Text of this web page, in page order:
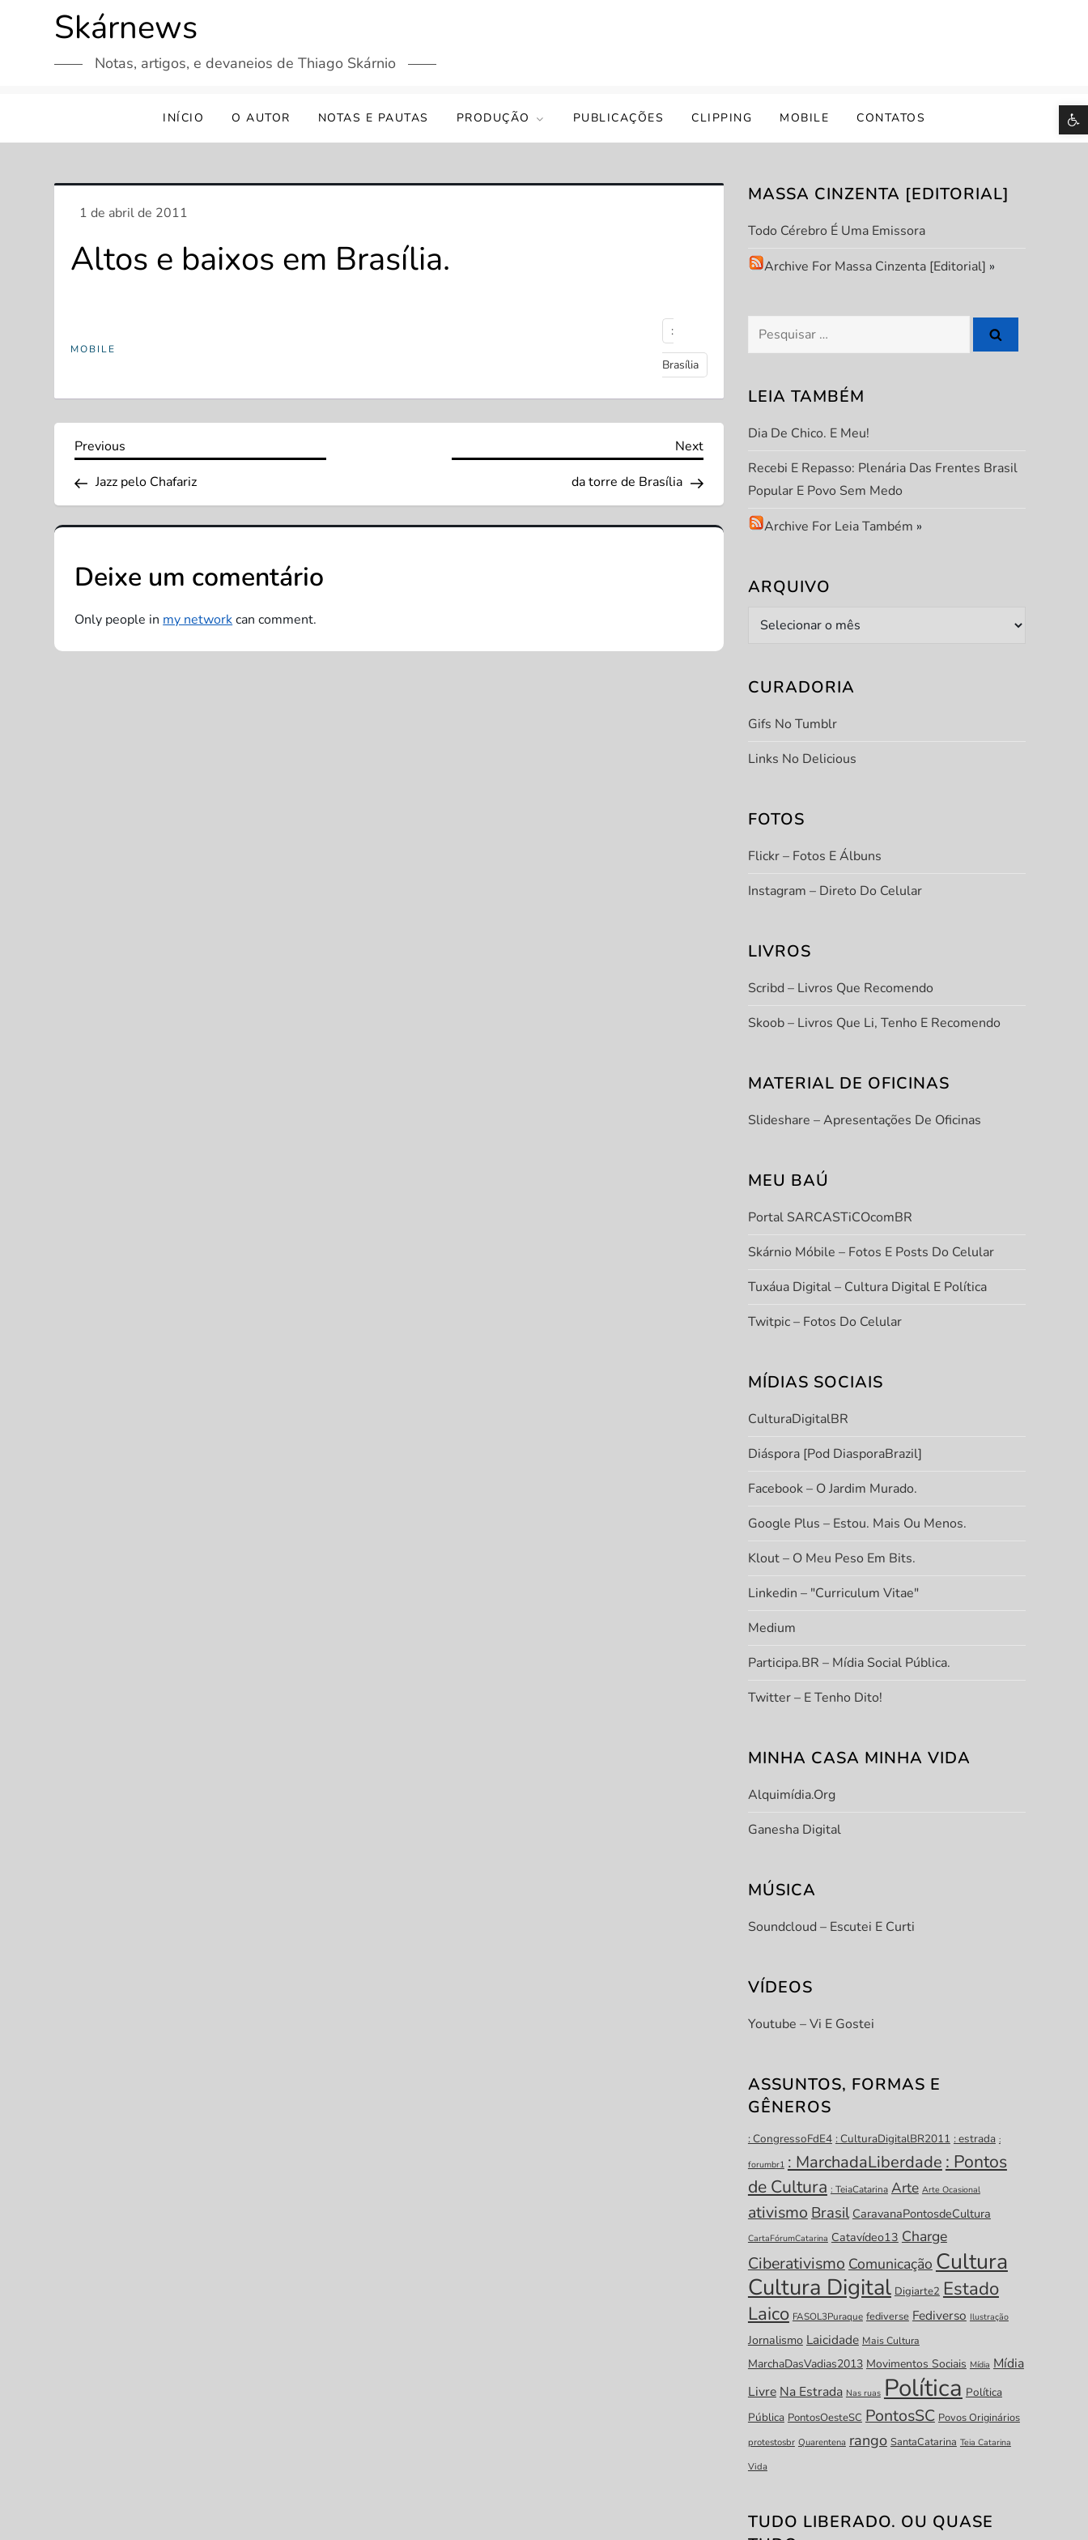
Skárnews
Notas, artigos, e devaneios de Thiago Skárnio
INÍCIO O AUTOR NOTAS E PAUTAS PRODUÇÃO PUBLICAÇÕES CLIPPING MOBILE CONTATOS
Altos e baixos em Brasília.
MOBILE
:
Brasília
N
a
v
e
g
a
Previous
Previous
Jazz pelo Chafariz
Next
Next
da torre de Brasília
Deixe um comentário
Only people inmy networkcan comment.
MASSA CINZENTA [EDITORIAL]
Todo Cérebro É Uma Emissora
Archive For Massa Cinzenta [Editorial] »
Pesquisar
por:
LEIA TAMBÉM
Dia De Chico. E Meu!
Recebi E Repasso: Plenária Das Frentes Brasil
Popular E Povo Sem Medo
Archive For Leia Também »
ARQUIVO
Arquivo
CURADORIA
Gifs No Tumblr
Links No Delicious
FOTOS
Flickr – Fotos E Álbuns
Instagram – Direto Do Celular
LIVROS
Scribd – Livros Que Recomendo
Skoob – Livros Que Li, Tenho E Recomendo
MATERIAL DE OFICINAS
Slideshare – Apresentações De Oficinas
MEU BAÚ
Portal SARCASTiCOcomBR
Skárnio Móbile – Fotos E Posts Do Celular
Tuxáua Digital – Cultura Digital E Política
Twitpic – Fotos Do Celular
MÍDIAS SOCIAIS
CulturaDigitalBR
Diáspora [Pod DiasporaBrazil]
Facebook – O Jardim Murado.
Google Plus – Estou. Mais Ou Menos.
Klout – O Meu Peso Em Bits.
Linkedin – "Curriculum Vitae"
Medium
Participa.BR – Mídia Social Pública.
Twitter – E Tenho Dito!
MINHA CASA MINHA VIDA
Alquimídia.org
Ganesha Digital
MÚSICA
Soundcloud – Escutei E Curti
VÍDEOS
Youtube – Vi E Gostei
ASSUNTOS, FORMAS E
GÊNEROS
: CongressoFdE4 : CulturaDigitalBR2011 : estrada :
forumbr1 : MarchadaLiberdade : Pontos
de Cultura : TeiaCatarina Arte Arte Ocasional
ativismo Brasil CaravanaPontosdeCultura
CartaFórumCatarina Catavídeo13 Charge
Ciberativismo Comunicação Cultura
Cultura Digital Digiarte2 Estado
Laico FASOL3Puraque fediverse Fediverso Ilustração
Jornalismo Laicidade Mais Cultura
MarchaDasVadias2013 Movimentos Sociais Mídia Mídia
Livre Na Estrada Nas ruas Política Política
Pública PontosOesteSC PontosSC Povos Originários
protestosbr Quarentena rango SantaCatarina Teia Catarina
Vida
TUDO LIBERADO. OU QUASE